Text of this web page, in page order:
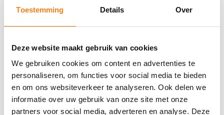
Toestemming Details Over
Deze website maakt gebruik van cookies
We gebruiken cookies om content en advertenties te
personaliseren, om functies voor social media te bieden
en om ons websiteverkeer te analyseren. Ook delen we
informatie over uw gebruik van onze site met onze
partners voor social media, adverteren en analyse. Deze
laoreet feugiat. Etiam ante justo, finibus eu
neque non, gravida pellentesque est.
efficitur mauris id lectus pulvinar, in consequat
justo bibendum. Vivamus commodo arcu non
odio posuere, vitae elementum ante dapibus.
Suspendisse maximus leo at neque accumsan